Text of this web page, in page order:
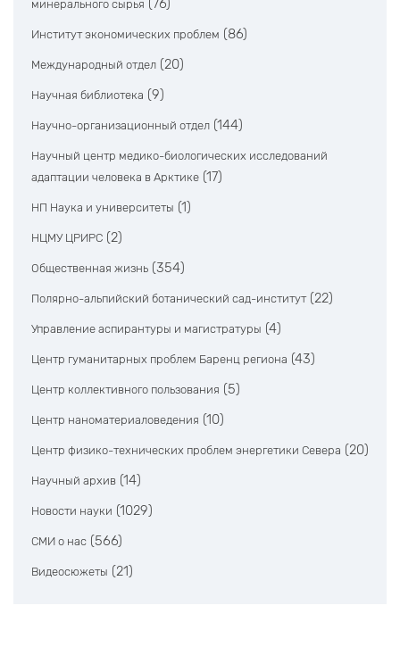
минерального сырья (76)
Институт экономических проблем (86)
Международный отдел (20)
Научная библиотека (9)
Научно-организационный отдел (144)
Научный центр медико-биологических исследований
адаптации человека в Арктике (17)
НП Наука и университеты (1)
НЦМУ ЦРИРС (2)
Общественная жизнь (354)
Полярно-альпийский ботанический сад-институт (22)
Управление аспирантуры и магистратуры (4)
Центр гуманитарных проблем Баренц региона (43)
Центр коллективного пользования (5)
Центр наноматериаловедения (10)
Центр физико-технических проблем энергетики Севера (20)
Научный архив (14)
Новости науки (1029)
СМИ о нас (566)
Видеосюжеты (21)